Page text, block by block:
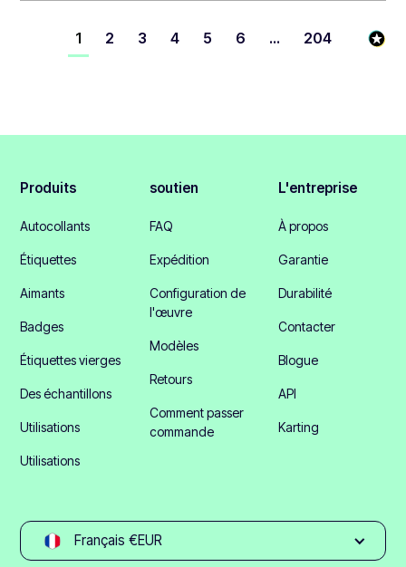
1 2 3 4 5 6 ... 204
Produits
Autocollants
Étiquettes
Aimants
Badges
Étiquettes vierges
Des échantillons
Utilisations
Utilisations
soutien
FAQ
Expédition
Configuration de
l'œuvre
Modèles
Retours
Comment passer
commande
L'entreprise
À propos
Garantie
Durabilité
Contacter
Blogue
API
Karting
Français €EUR